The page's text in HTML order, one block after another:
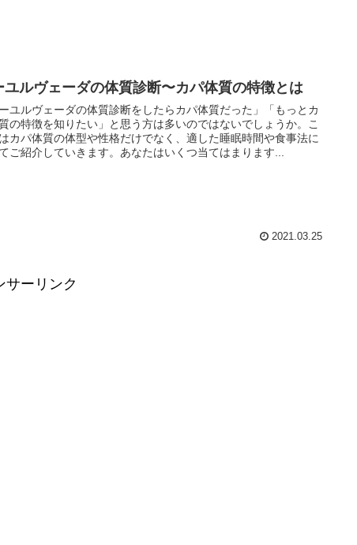
ユルヴェーダの体質診断〜カパ体質の特徴とは
ユルヴェーダの体質診断をしたらカパ体質だった」「もっとカ
の特徴を知りたい」と思う方は多いのではないでしょうか。こ
カパ体質の体型や性格だけでなく、適した睡眠時間や食事法に
ご紹介していきます。あなたはいくつ当てはまります...
2021.03.25
サーリンク